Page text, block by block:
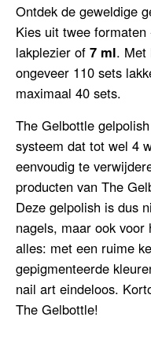
Ontdek de geweldige
Kies uit twee formaten
lakplezier of 7 ml. Met
ongeveer 110 sets
maximaal 40 sets.
The Gelbottle
systeem dat tot wel 4
eenvoudig te
producten van The
Deze gelpolish is dus
nagels, maar ook
alles: met een ruime
gepigmenteerde
nail art eindeloos.
The Gelbottle!